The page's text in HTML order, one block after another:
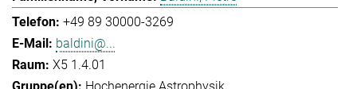
+49 89 30000-3269
baldini@...
X5 1.4.01